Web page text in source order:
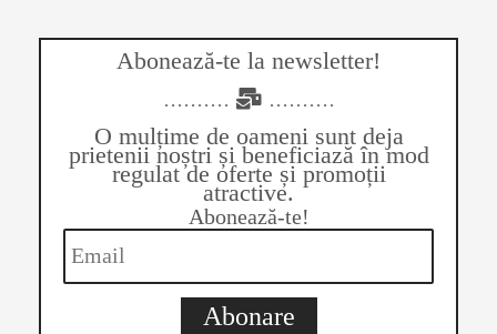
Abonează-te la newsletter!
..........
..........
O mulțime de oameni sunt deja
prietenii noștri și beneficiază în mod
regulat de oferte și promoții
atractive.
Abonează-te!
Abonare